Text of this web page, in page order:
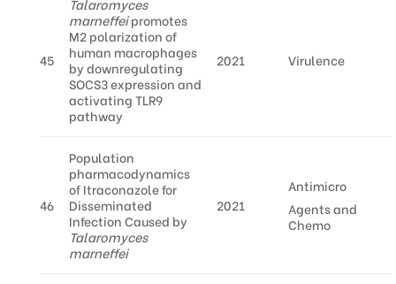
45
Talaromyces
marneffeipromotes
M2 polarization of
human macrophages
by downregulating
SOCS3 expression and
activating TLR9
pathway
2021 Virulence
46
Population
pharmacodynamics
of Itraconazole for
Disseminated
Infection Caused by
Talaromyces
marneffei
2021
Antimicro
Agents and
Chemo